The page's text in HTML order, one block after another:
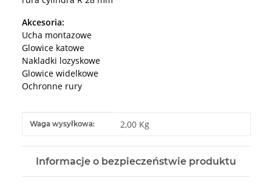
Akcesoria:
Ucha montazowe
Glowice katowe
Nakladki lozyskowe
Glowice widelkowe
Ochronne rury
#productDetails.itemInformation#
#productDetails.itemValue#
Waga wysyłkowa: 2,00 Kg
Informacje o bezpieczeństwie produktu